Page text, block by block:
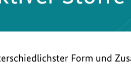
Form und